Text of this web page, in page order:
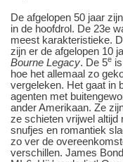
De afgelopen 50 jaar
in de hoofdrol. De 23e
meest karakteristieke.
zijn er de afgelopen 10
Bourne Legacy. De 5e is
hoe het allemaal zo
vergeleken. Het gaat in
agenten met
ander Amerikaan. Ze
ze schieten vrijwel
snufjes en romantiek
zo ver de
verschillen. James